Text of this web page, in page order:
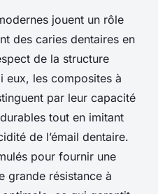
jouent un rôle
des caries dentaires en
de la structure
eux, les composites à
par leur capacité
tout en imitant
de l’émail dentaire.
pour fournir une
grande résistance à